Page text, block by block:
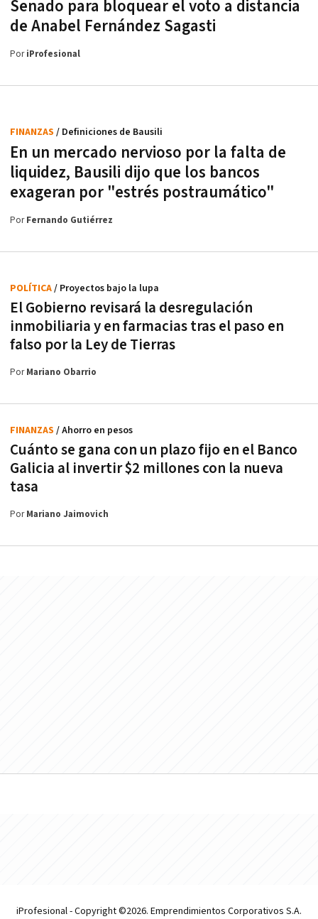
Senado para bloquear el voto a distancia
de Anabel Fernández Sagasti
PoriProfesional
En un mercado nervioso por la falta de
liquidez, Bausili dijo que los bancos
exageran por "estrés postraumático"
FINANZAS / Definiciones de Bausili
PorFernando Gutiérrez
El Gobierno revisará la desregulación
inmobiliaria y en farmacias tras el paso en
falso por la Ley de Tierras
POLÍTICA/ Proyectos bajo la lupa
PorMariano Obarrio
Cuánto se gana con un plazo fijo en el Banco
Galicia al invertir $2 millones con la nueva
tasa
FINANZAS / Ahorro en pesos
PorMariano Jaimovich
iProfesional - Copyright ©2026. Emprendimientos Corporativos S.A.